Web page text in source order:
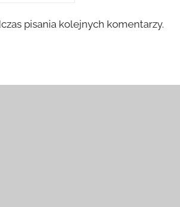
pisania kolejnych komentarzy.